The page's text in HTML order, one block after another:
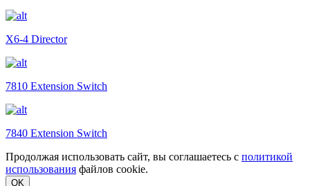
X6-4 Director
7810 Extension Switch
7840 Extension Switch
Продолжая использовать сайт, вы соглашаетесь с политикой
использования файлов cookie.
OK